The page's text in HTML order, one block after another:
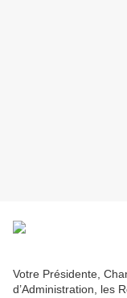
Votre Présidente,
d’Administration, les